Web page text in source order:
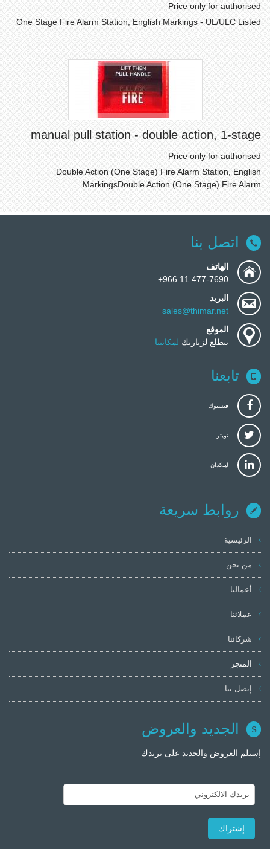
Price only for authorised
One Stage Fire Alarm Station, English Markings - UL/ULC Listed
manual pull station - double action, 1-stage
Price only for authorised
Double Action (One Stage) Fire Alarm Station, English
MarkingsDouble Action (One Stage) Fire Alarm...
اتصل بنا
الهاتف
477-7690 11 966+
البريد
sales@thimar.net
الموقع
نتطلع لزيارتك لمكاتبنا
تابعنا
فيسبوك
تويتر
لينكدان
روابط سريعة
الرئيسية
من نحن
أعمالنا
عملائنا
شركائنا
المتجر
إتصل بنا
الجديد والعروض
إستلم العروض والجديد على بريدك